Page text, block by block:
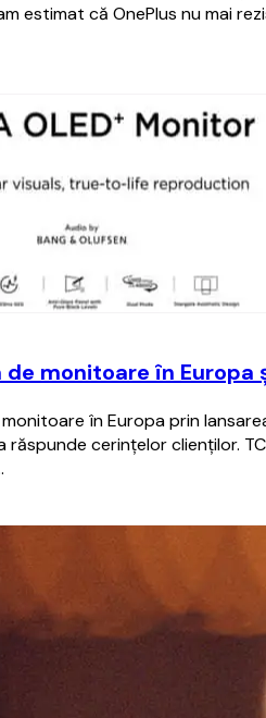
estimat că OnePlus nu mai
monitoare în
în Europa prin
răspunde cerințelor clienților.